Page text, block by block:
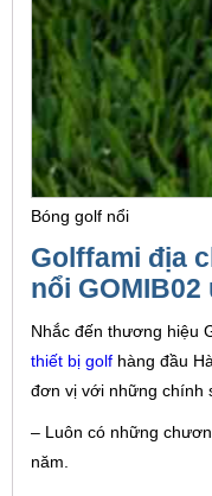
Bóng golf nổi
Golffami địa
nổi
Nhắc đến thương hiệu
thiết bị golf hàng đầu
đơn vị với những chính
– Luôn có những
năm.